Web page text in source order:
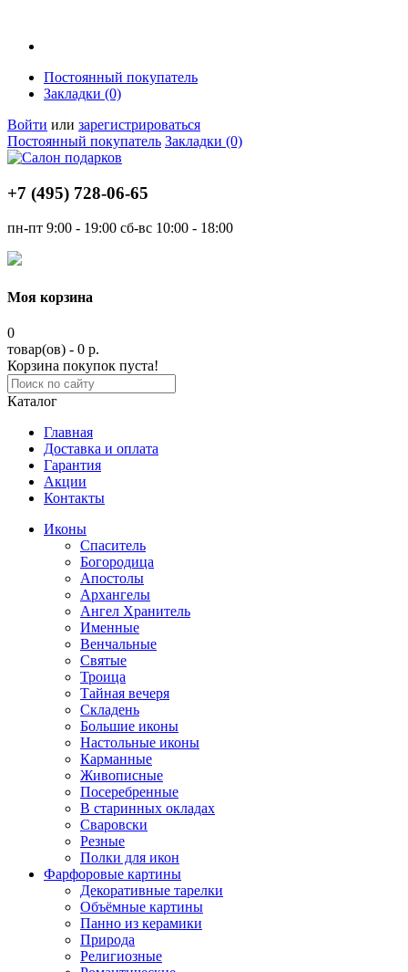
Постоянный покупатель
Закладки (0)
Войти или зарегистрироваться
Постоянный покупатель Закладки (0)
+7 (495) 728-06-65
пн-пт 9:00 - 19:00 сб-вс 10:00 - 18:00
Моя корзина
0
товар(ов) - 0 р.
Корзина покупок пуста!
Каталог
Главная
Доставка и оплата
Гарантия
Акции
Контакты
Иконы
Спаситель
Богородица
Апостолы
Архангелы
Ангел Хранитель
Именные
Венчальные
Святые
Троица
Тайная вечеря
Складень
Большие иконы
Настольные иконы
Карманные
Живописные
Посеребренные
В старинных окладах
Сваровски
Резные
Полки для икон
Фарфоровые картины
Декоративные тарелки
Объёмные картины
Панно из керамики
Природа
Религиозные